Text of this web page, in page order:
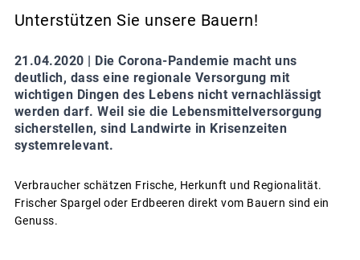
Unterstützen Sie unsere Bauern!
21.04.2020 | Die Corona-Pandemie macht uns
deutlich, dass eine regionale Versorgung mit
wichtigen Dingen des Lebens nicht vernachlässigt
werden darf. Weil sie die Lebensmittelversorgung
sicherstellen, sind Landwirte in Krisenzeiten
systemrelevant.
Verbraucher schätzen Frische, Herkunft und Regionalität.
Frischer Spargel oder Erdbeeren direkt vom Bauern sind ein
Genuss.